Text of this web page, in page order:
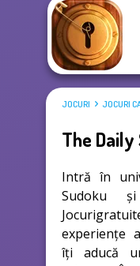
JOCURI JOCURI
The Daily
Intră în
Sudoku
experiențe
îți aducă